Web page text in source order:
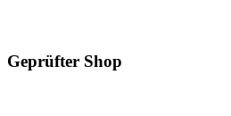
Geprüfter Shop